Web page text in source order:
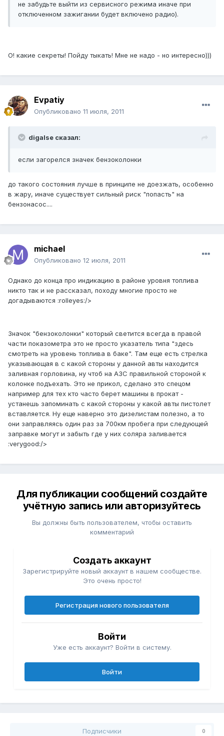
не забудьте выйти из сервисного режима иначе при
отключенном зажигании будет включено радио).
О! какие секреты! Пойду тыкать! Мне не надо - но интересно)))
Evpatiy
Опубликовано 11 июля, 2011
digalse сказал:
если загорелся значек бензоколонки
до такого состояния лучше в принципе не доезжать, особенно
в жару, иначе существует сильный риск "попасть" на
бензонасос....
michael
Опубликовано 12 июля, 2011
Однако до конца про индикацию в районе уровня топлива
никто так и не рассказал, походу многие просто не
догадываются :rolleyes:/>
Значок "бензоколонки" который светится всегда в правой
части показометра это не просто указатель типа "здесь
смотреть на уровень топлива в баке". Там еще есть стрелка
указывающая в с какой стороны у данной авты находится
заливная горловина, ну чтоб на АЗС правильной стороной к
колонке подъехать. Это не прикол, сделано это спецом
например для тех кто часто берет машины в прокат -
устанешь запоминать с какой стороны у какой авты пистолет
вставляется. Ну еще наверно это дизелистам полезно, а то
они заправляясь один раз за 700км пробега при следующей
заправке могут и забыть где у них соляра заливается
:verygood:/>
Для публикации сообщений создайте
учётную запись или авторизуйтесь
Вы должны быть пользователем, чтобы оставить
комментарий
Создать аккаунт
Зарегистрируйте новый аккаунт в нашем сообществе.
Это очень просто!
Регистрация нового пользователя
Войти
Уже есть аккаунт? Войти в систему.
Войти
Подписчики 0